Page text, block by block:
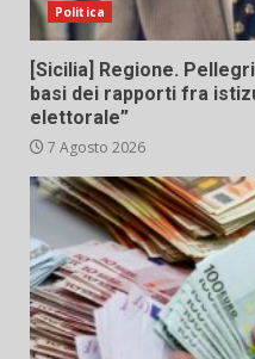
Politica
[Sicilia] Regione.
basi dei rapporti fra
elettorale”
7 Agosto 2026